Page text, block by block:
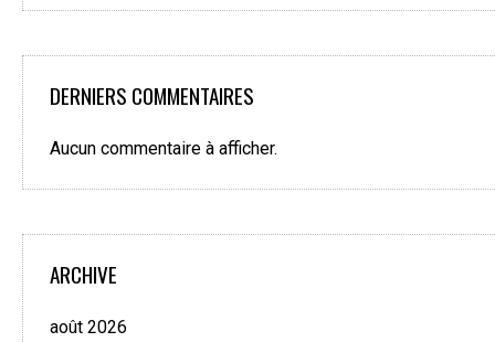
DERNIERS COMMENTAIRES
Aucun commentaire à afficher.
ARCHIVE
août 2026